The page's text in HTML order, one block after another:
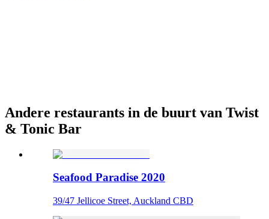
Andere restaurants in de buurt van Twist
& Tonic Bar
Seafood Paradise 2020
39/47 Jellicoe Street, Auckland CBD